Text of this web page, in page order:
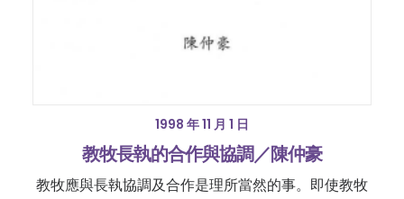
1998 年 11 月 1 日
教牧長執的合作與協調／陳仲豪
教牧應與長執協調及合作是理所當然的事。即使教牧